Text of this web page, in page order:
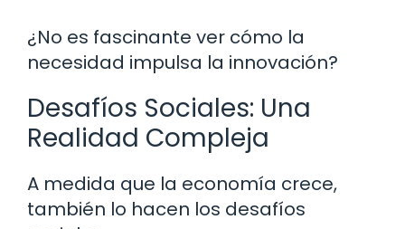
¿No es fascinante ver cómo la
necesidad impulsa la innovación?
Desafíos Sociales: Una
Realidad Compleja
A medida que la economía crece,
también lo hacen los desafíos